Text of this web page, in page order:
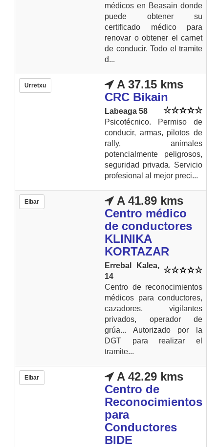
médicos en Beasain donde
puede obtener su
certificado médico para
renovar o obtener el carnet
de conducir. Todo el tramite
d...
Urretxu
A 37.15 kms
CRC Bikain
Labeaga 58
Psicotécnico. Permiso de
conducir, armas, pilotos de
rally, animales
potencialmente peligrosos,
seguridad privada. Servicio
profesional al mejor preci...
Eibar
A 41.89 kms
Centro médico
de conductores
KLINIKA
KORTAZAR
Errebal Kalea,
14
Centro de reconocimientos
médicos para conductores,
cazadores, vigilantes
privados, operador de
grúa... Autorizado por la
DGT para realizar el
tramite...
Eibar
A 42.29 kms
Centro de
Reconocimientos
para
Conductores
BIDE